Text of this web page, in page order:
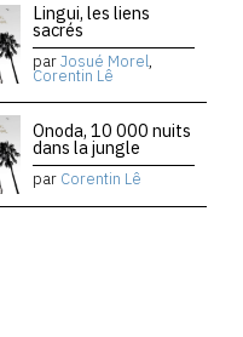
Lingui, les liens
sacrés
parJosué Morel,
Corentin Lê
Onoda, 10 000 nuits
dans la jungle
par Corentin Lê